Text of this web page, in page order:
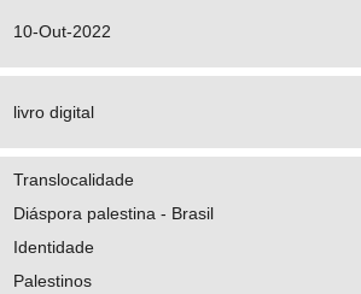
10-Out-2022
livro digital
Translocalidade
Diáspora palestina - Brasil
Identidade
Palestinos